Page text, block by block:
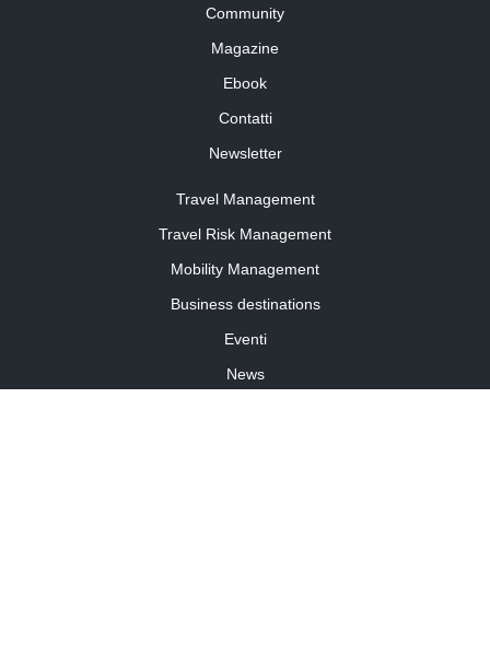
Community
Magazine
Ebook
Contatti
Newsletter
Travel Management
Travel Risk Management
Mobility Management
Business destinations
Eventi
News